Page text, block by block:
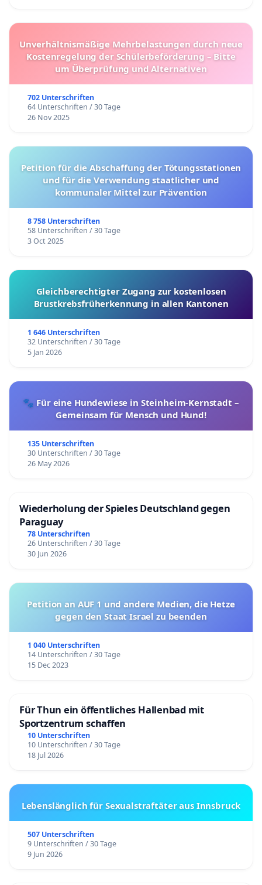
Unverhältnismäßige Mehrbelastungen durch neue
Kostenregelung der Schülerbeförderung – Bitte
um Überprüfung und Alternativen
702 Unterschriften
64 Unterschriften / 30 Tage
26 Nov 2025
Petition für die Abschaffung der Tötungsstationen
und für die Verwendung staatlicher und
kommunaler Mittel zur Prävention
8 758 Unterschriften
58 Unterschriften / 30 Tage
3 Oct 2025
Gleichberechtigter Zugang zur kostenlosen
Brustkrebsfrüherkennung in allen Kantonen
1 646 Unterschriften
32 Unterschriften / 30 Tage
5 Jan 2026
🐾 Für eine Hundewiese in Steinheim-Kernstadt –
Gemeinsam für Mensch und Hund!
135 Unterschriften
30 Unterschriften / 30 Tage
26 May 2026
Wiederholung der Spieles Deutschland gegen
Paraguay
78 Unterschriften
26 Unterschriften / 30 Tage
30 Jun 2026
Petition an AUF 1 und andere Medien, die Hetze
gegen den Staat Israel zu beenden
1 040 Unterschriften
14 Unterschriften / 30 Tage
15 Dec 2023
Für Thun ein öffentliches Hallenbad mit
Sportzentrum schaffen
10 Unterschriften
10 Unterschriften / 30 Tage
18 Jul 2026
Lebenslänglich für Sexualstraftäter aus Innsbruck
507 Unterschriften
9 Unterschriften / 30 Tage
9 Jun 2026